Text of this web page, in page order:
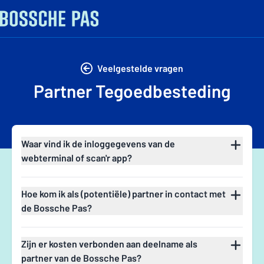
Veelgestelde vragen
Partner Tegoedbesteding
Waar vind ik de inloggegevens van de
webterminal of scan'r app?
vind je zowel je gebruikersnaam en wachtwoord voor de
Webterminal en voor de Scan'R App.
Hoe kom ik als (potentiële) partner in contact met
de Bossche Pas?
Zijn er kosten verbonden aan deelname als
partner van de Bossche Pas?